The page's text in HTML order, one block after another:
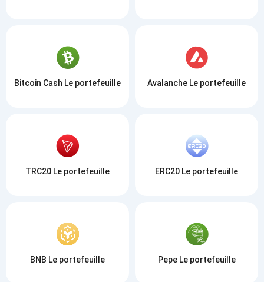
Bitcoin Cash Le portefeuille Avalanche Le portefeuille
TRC20 Le portefeuille ERC20 Le portefeuille
BNB Le portefeuille Pepe Le portefeuille